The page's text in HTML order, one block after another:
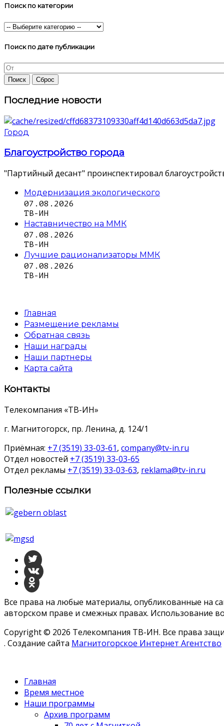
Поиск по категории
Поиск по дате публикации
Последние новости
Город
Благоустройство города
"Партийный десант" проинспектировал
Модернизация экологического
07.08.2026
ТВ-ИН
Наставничество на ММК
07.08.2026
ТВ-ИН
Лучшие рационализаторы ММК
07.08.2026
ТВ-ИН
Главная
Размещение рекламы
Обратная связь
Наши награды
Наши партнеры
Карта сайта
Контакты
Телекомпания «ТВ-ИН»
г. Магнитогорск, пр. Ленина, д. 124/1
Приёмная: +7 (3519) 33-03-61, company@tv-in.ru
Отдел новостей +7 (3519) 33-03-65
Отдел рекламы +7 (3519) 33-03-63, reklama@tv-in.ru
Полезные ссылки
Все права на любые материалы, опубликованные на
авторском праве и смежных правах. Использование
Copyright © 2026 Телекомпания ТВ-ИН. Все права
. Создание сайта Магнитогорское Интернет Агентство
Главная
Время местное
Наши программы
Архив программ